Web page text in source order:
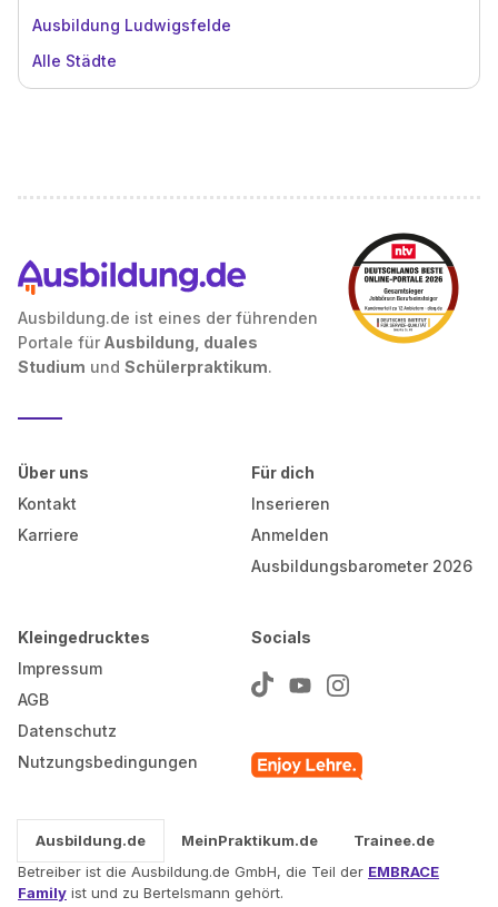
Ausbildung Ludwigsfelde
Alle Städte
Ausbildung.de ist eines der führenden
Portale für Ausbildung, duales
Studium und Schülerpraktikum.
Über uns
Kontakt
Karriere
Für dich
Inserieren
Anmelden
Ausbildungsbarometer 2026
Kleingedrucktes
Impressum
AGB
Datenschutz
Nutzungsbedingungen
Socials
Ausbildung.de MeinPraktikum.de
Trainee.de
Betreiber ist die Ausbildung.de GmbH, die Teil der EMBRACE
Family ist und zu Bertelsmann gehört.